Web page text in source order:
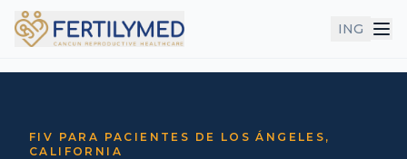
ING
FIV PARA PACIENTES DE LOS ÁNGELES,
CALIFORNIA